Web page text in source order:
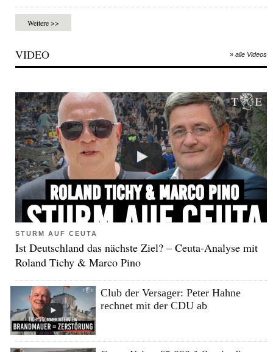
Weitere >>
VIDEO » alle Videos
STURM AUF CEUTA
Ist Deutschland das nächste Ziel? – Ceuta-Analyse mit
Roland Tichy & Marco Pino
Club der Versager: Peter Hahne
rechnet mit der CDU ab